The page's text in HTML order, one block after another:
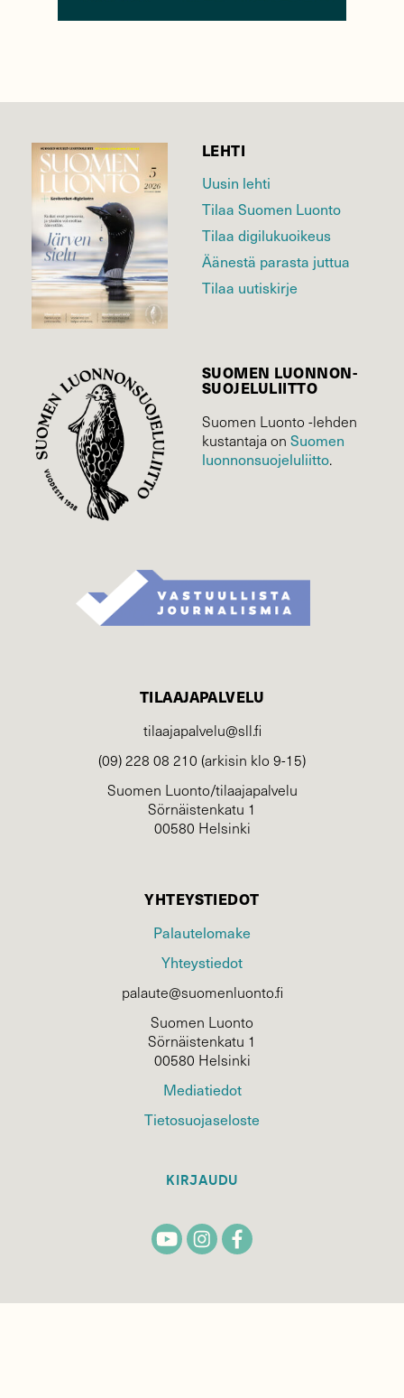
LEHTI
Uusin lehti
Tilaa Suomen Luonto
Tilaa digilukuoikeus
Äänestä parasta juttua
Tilaa uutiskirje
SUOMEN LUONNON­
SUOJELU­LIITTO
Suomen Luonto -lehden
kustantaja on Suomen
luonnonsuojelu­liitto.
TILAAJAPALVELU
tilaajapalvelu@sll.fi
(09) 228 08 210 (arkisin klo 9-15)
Suomen Luonto/tilaajapalvelu
Sörnäistenkatu 1
00580 Helsinki
YHTEYSTIEDOT
Palautelomake
Yhteystiedot
palaute@suomenluonto.fi
Suomen Luonto
Sörnäistenkatu 1
00580 Helsinki
Mediatiedot
Tietosuojaseloste
KIRJAUDU